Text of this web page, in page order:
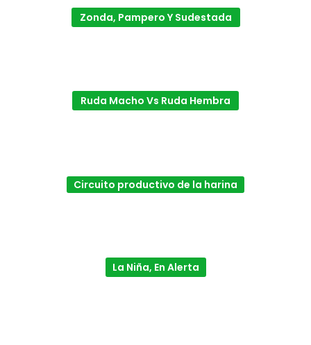
Zonda, Pampero Y Sudestada
Ruda Macho Vs Ruda Hembra
Circuito productivo de la harina
La Niña, En Alerta